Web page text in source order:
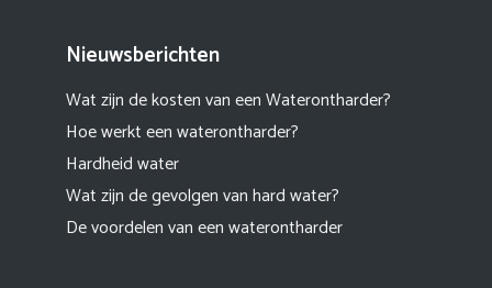
Nieuwsberichten
Wat zijn de kosten van een Waterontharder?
Hoe werkt een waterontharder?
Hardheid water
Wat zijn de gevolgen van hard water?
De voordelen van een waterontharder